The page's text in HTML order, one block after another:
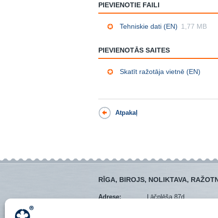
PIEVIENOTIE FAILI
Tehniskie dati (EN) 1,77 MB
PIEVIENOTĀS SAITES
Skatīt ražotāja vietnē (EN)
Atpakaļ
RĪGA, BIROJS, NOLIKTAVA,
Adrese:
Lāčplēša 87d